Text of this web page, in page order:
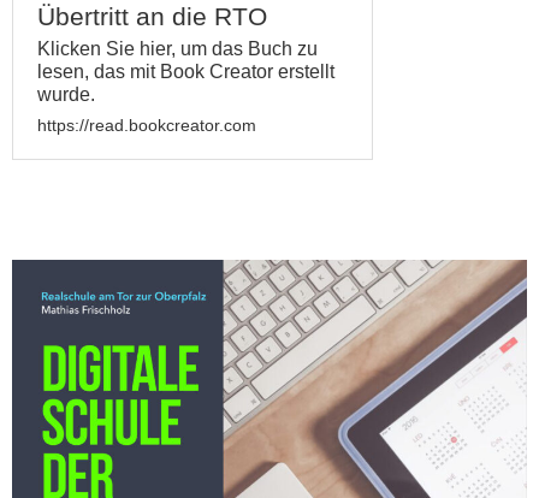
Übertritt an die RTO
Klicken Sie hier, um das Buch zu
lesen, das mit Book Creator erstellt
wurde.
https://read.bookcreator.com